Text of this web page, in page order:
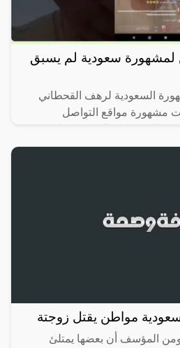
سعودية لم يسبق
السعودية لرهف القحطاني
مشهورة مواقع التواصل
مواطن يقتل زوجتة
ومن المؤسف أن بعضها يمتلئ